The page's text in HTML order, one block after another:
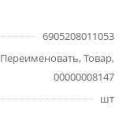
6905208011053
Переименовать, Товар,
00000008147
шт